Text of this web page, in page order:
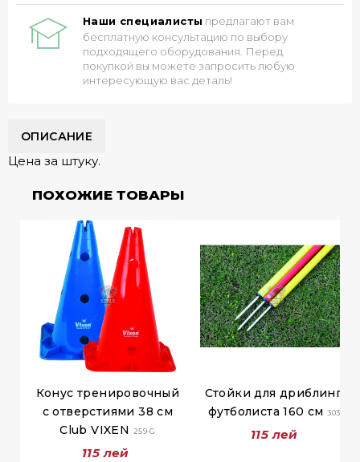
Наши специалисты предлагают вам
бесплатную консультацию по выбору
подходящего оборудования. Перед
покупкой вы можете запросить любую
интересующую вас деталь!
ОПИСАНИЕ
Цена за штуку.
ПОХОЖИЕ ТОВАРЫ
Конус тренировочный
с отверстиями 38 см
Club VIXEN
259-G
115 лей
Стойки для дриблинга
футболиста 160 см3038
115 лей